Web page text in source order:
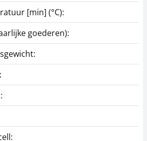
[min] (°C):
goederen):